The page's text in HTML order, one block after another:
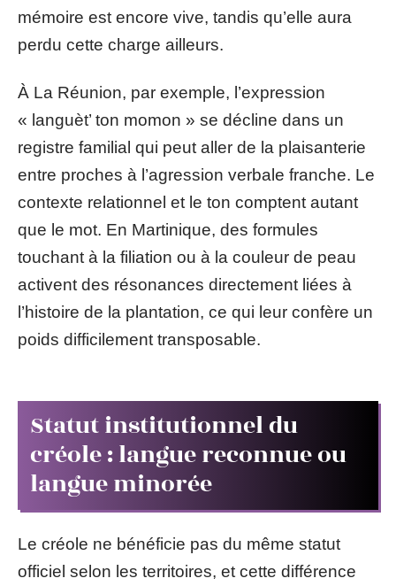
mémoire est encore vive, tandis qu’elle aura
perdu cette charge ailleurs.
À La Réunion, par exemple, l’expression
« languèt’ ton momon » se décline dans un
registre familial qui peut aller de la plaisanterie
entre proches à l’agression verbale franche. Le
contexte relationnel et le ton comptent autant
que le mot. En Martinique, des formules
touchant à la filiation ou à la couleur de peau
activent des résonances directement liées à
l’histoire de la plantation, ce qui leur confère un
poids difficilement transposable.
Statut institutionnel du
créole : langue reconnue ou
langue minorée
Le créole ne bénéficie pas du même statut
officiel selon les territoires, et cette différence